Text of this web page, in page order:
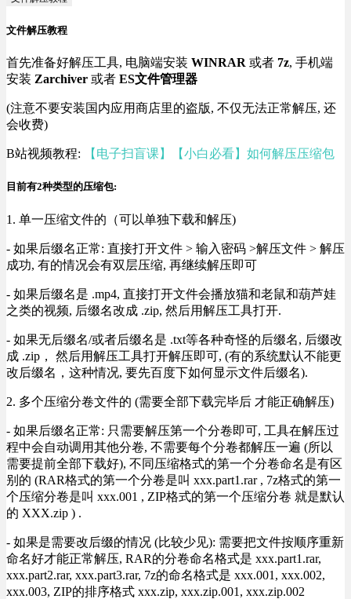
文件解压教程
首先准备好解压工具, 电脑端安装 WINRAR 或者 7z, 手机端
安装 Zarchiver 或者 ES文件管理器
(注意不要安装国内应用商店里的盗版, 不仅无法正常解压, 还
会收费)
B站视频教程: 【电子扫盲课】【小白必看】如何解压压缩包
目前有2种类型的压缩包:
1. 单一压缩文件的（可以单独下载和解压)
- 如果后缀名正常: 直接打开文件 > 输入密码 >解压文件 > 解压
成功, 有的情况会有双层压缩, 再继续解压即可
- 如果后缀名是 .mp4, 直接打开文件会播放猫和老鼠和葫芦娃
之类的视频, 后缀名改成 .zip, 然后用解压工具打开.
- 如果无后缀名/或者后缀名是 .txt等各种奇怪的后缀名, 后缀改
成 .zip， 然后用解压工具打开解压即可, (有的系统默认不能更
改后缀名，这种情况, 要先百度下如何显示文件后缀名).
2. 多个压缩分卷文件的 (需要全部下载完毕后 才能正确解压)
- 如果后缀名正常: 只需要解压第一个分卷即可, 工具在解压过
程中会自动调用其他分卷, 不需要每个分卷都解压一遍 (所以
需要提前全部下载好), 不同压缩格式的第一个分卷命名是有区
别的 (RAR格式的第一个分卷是叫 xxx.part1.rar , 7z格式的第一
个压缩分卷是叫 xxx.001 , ZIP格式的第一个压缩分卷 就是默认
的 XXX.zip ) .
- 如果是需要改后缀的情况 (比较少见): 需要把文件按顺序重新
命名好才能正常解压, RAR的分卷命名格式是 xxx.part1.rar,
xxx.part2.rar, xxx.part3.rar, 7z的命名格式是 xxx.001, xxx.002,
xxx.003, ZIP的排序格式 xxx.zip, xxx.zip.001, xxx.zip.002